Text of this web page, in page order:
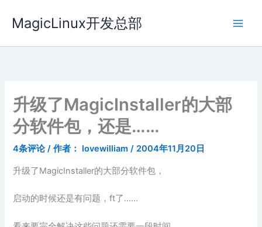
容
MagicLinux开发总部
升级了MagicInstaller的大部
分软件包，还是……
4条评论 / 作者： lovewilliam/ 2004年11月20日
升级了MagicInstaller的大部分软件包，
启动的时候还是有问题，ft了……